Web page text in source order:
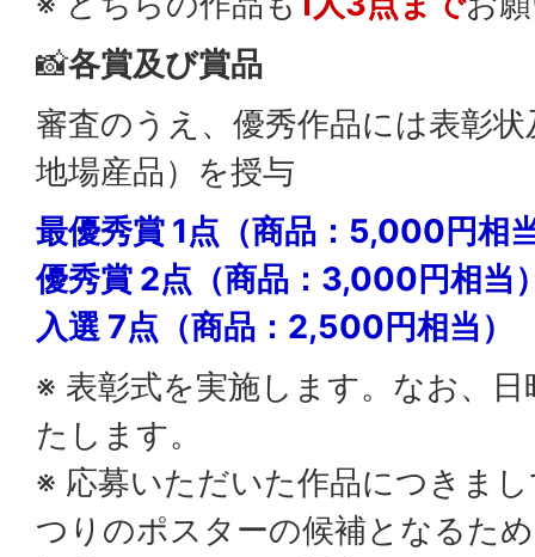
📸各賞及び賞品
審査のうえ、優秀作品には表彰
地場産品）を授与
最優秀賞 1点（商品：5,000円相
優秀賞 2点（商品：3,000円相当
入選 7点（商品：2,500円相当）​​​​​​
※ 表彰式を実施します。なお、
たします。
※ 応募いただいた作品につきま
つりのポスターの候補となるた